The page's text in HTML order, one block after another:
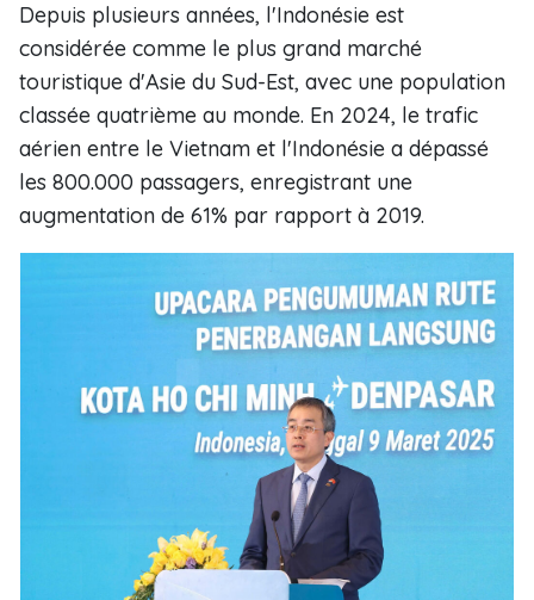
Depuis plusieurs années, l'Indonésie est
considérée comme le plus grand marché
touristique d'Asie du Sud-Est, avec une population
classée quatrième au monde. En 2024, le trafic
aérien entre le Vietnam et l'Indonésie a dépassé
les 800.000 passagers, enregistrant une
augmentation de 61% par rapport à 2019.